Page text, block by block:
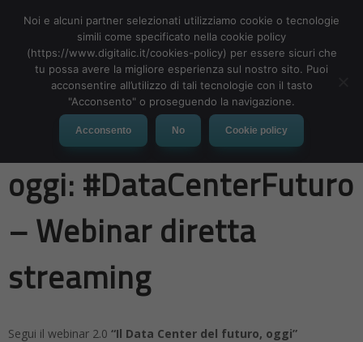
MENU
Il Data Center del futuro,
oggi: #DataCenterFuturo
– Webinar diretta
streaming
Segui il webinar 2.0 “Il Data Center del futuro, oggi”
Noi e alcuni partner selezionati utilizziamo cookie o tecnologie
simili come specificato nella cookie policy
(https://www.digitalic.it/cookies-policy) per essere sicuri che
tu possa avere la migliore esperienza sul nostro sito. Puoi
acconsentire all’utilizzo di tali tecnologie con il tasto
"Acconsento" o proseguendo la navigazione.
Acconsento No Cookie policy